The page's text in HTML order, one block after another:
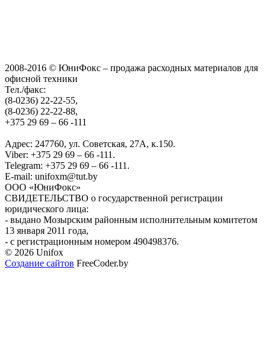
2008-2016 © ЮниФокс – продажа расходных материалов для
офисной техники
Тел./факс:
(8-0236) 22-22-55,
(8-0236) 22-22-88,
+375 29 69 – 66 -111
Адрес: 247760, ул. Советская, 27А, к.150.
Viber: +375 29 69 – 66 -111.
Telegram: +375 29 69 – 66 -111.
E-mail: unifoxm@tut.by
ООО «ЮниФокс»
СВИДЕТЕЛЬСТВО о государственной регистрации
юридического лица:
- выдано Мозырским районным исполнительным комитетом
13 января 2011 года,
- с регистрационным номером 490498376.
© 2026 Unifox
Создание сайтов FreeCoder.by